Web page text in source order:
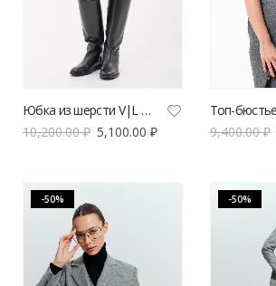
Юбка из шерсти V|L черная
10,200.00₽ 5,100.00 ₽
9,400.00₽
-50% -50%